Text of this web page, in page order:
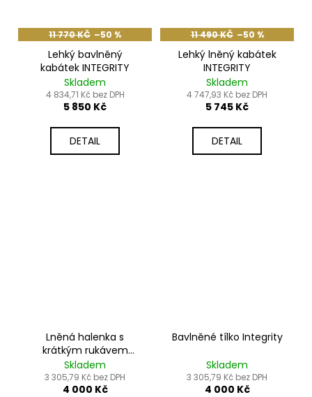
11 770 KČ –50 %
Lehký bavlněný
kabátek INTEGRITY
Skladem
4 834,71 Kč bez DPH
5 850 Kč
DETAIL
11 490 KČ –50 %
Lehký lněný kabátek
INTEGRITY
Skladem
4 747,93 Kč bez DPH
5 745 Kč
DETAIL
Lněná halenka s
krátkým rukávem
Integrity
Skladem
3 305,79 Kč bez DPH
4 000 Kč
Bavlněné tílko Integrity
Skladem
3 305,79 Kč bez DPH
4 000 Kč